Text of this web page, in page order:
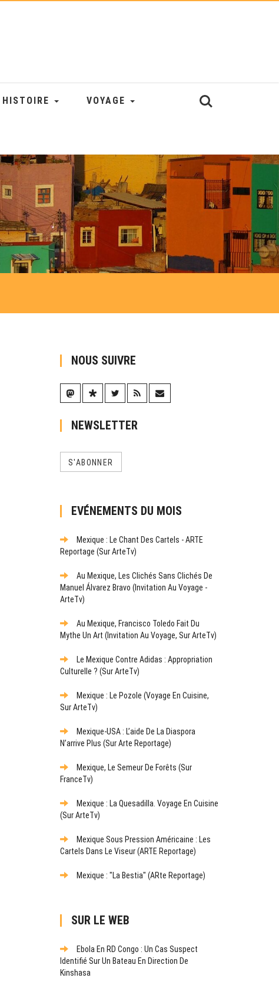
HISTOIRE VOYAGE
NOUS SUIVRE
NEWSLETTER
S'ABONNER
EVÉNEMENTS DU MOIS
Mexique : Le Chant Des Cartels - ARTE
Reportage (sur ArteTv)
Au Mexique, Les Clichés Sans Clichés De
Manuel Álvarez Bravo (Invitation Au Voyage -
ArteTv)
Au Mexique, Francisco Toledo Fait Du
Mythe Un Art (Invitation Au Voyage, Sur ArteTv)
Le Mexique Contre Adidas : Appropriation
Culturelle ? (sur ArteTv)
Mexique : Le Pozole (Voyage En Cuisine,
Sur ArteTv)
Mexique-USA : L’aide De La Diaspora
N’arrive Plus (sur Arte Reportage)
Mexique, Le Semeur De Forêts (sur
FranceTv)
Mexique : La Quesadilla. Voyage En Cuisine
(sur ArteTv)
Mexique Sous Pression Américaine : Les
Cartels Dans Le Viseur (ARTE Reportage)
Mexique : "La Bestia" (ARte Reportage)
SUR LE WEB
Ebola En RD Congo : Un Cas Suspect
Identifié Sur Un Bateau En Direction De
Kinshasa